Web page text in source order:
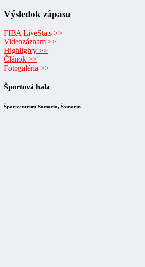
Výsledok zápasu
FIBA LiveStats >>
Videozáznam >>
Highlighty >>
Článok >>
Fotogaléria >>
Športová hala
Športcentrum Samaria, Šamorín